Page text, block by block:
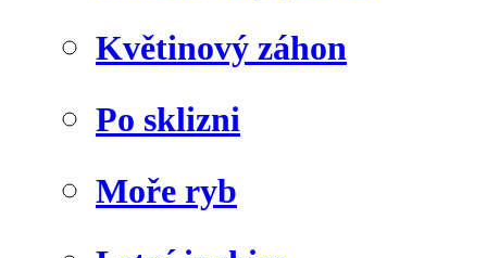
Květinový záhon
Po sklizni
Moře ryb